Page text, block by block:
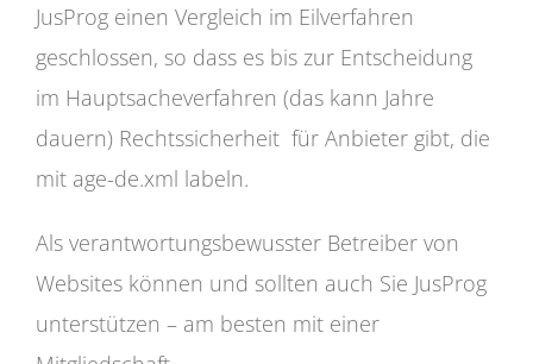
JusProg einen Vergleich im Eilverfahren
geschlossen, so dass es bis zur Entscheidung
im Hauptsacheverfahren (das kann Jahre
dauern) Rechtssicherheit für Anbieter gibt, die
mit age-de.xml labeln.
Als verantwortungsbewusster Betreiber von
Websites können und sollten auch Sie JusProg
unterstützen – am besten mit einer